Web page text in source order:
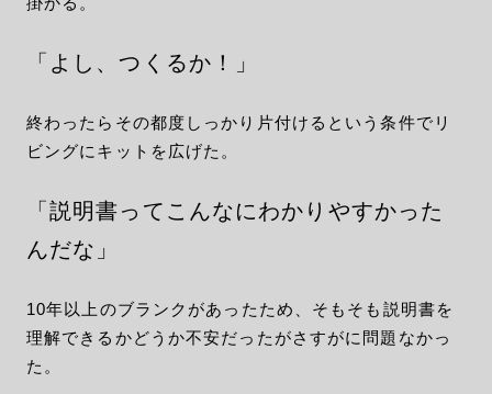
「よし、つくるか！」
終わったらその都度しっかり片付けるという条件でリ
ビングにキットを広げた。
「説明書ってこんなにわかりやすかった
んだな」
10年以上のブランクがあったため、そもそも説明書を
理解できるかどうか不安だったがさすがに問題なかっ
た。